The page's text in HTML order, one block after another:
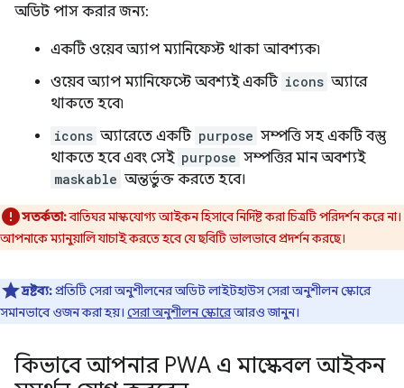
অডিট পাস করার জন্য:
একটি ওয়েব অ্যাপ ম্যানিফেস্ট থাকা আবশ্যক৷
ওয়েব অ্যাপ ম্যানিফেস্টে অবশ্যই একটি icons অ্যারে
থাকতে হবে৷
icons অ্যারেতে একটি purpose সম্পত্তি সহ একটি বস্তু
থাকতে হবে এবং সেই purpose সম্পত্তির মান অবশ্যই
maskable অন্তর্ভুক্ত করতে হবে।
সতর্কতা:বাতিঘর মাস্কযোগ্য আইকন হিসাবে নির্দিষ্ট করা চিত্রটি পরিদর্শন করে না।
আপনাকে ম্যানুয়ালি যাচাই করতে হবে যে ছবিটি ভালভাবে প্রদর্শন করছে।
দ্রষ্টব্য:প্রতিটি সেরা অনুশীলনের অডিট লাইটহাউস সেরা অনুশীলন স্কোরে
সমানভাবে ওজন করা হয়। সেরা অনুশীলন স্কোরেআরও জানুন।
কিভাবে আপনার PWA এ মাস্কেবল আইকন